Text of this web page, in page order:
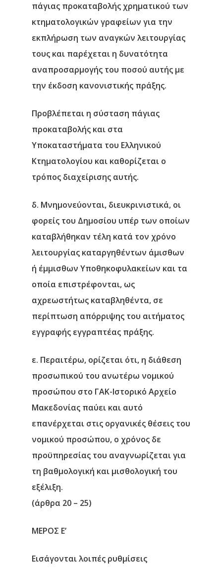
πάγιας προκαταβολής χρηματικού των
κτηματολογικών γραφείων για την
εκπλήρωση των αναγκών λειτουργίας
τους και παρέχεται η δυνατότητα
αναπροσαρμογής του ποσού αυτής με
την έκδοση κανονιστικής πράξης.
Προβλέπεται η σύσταση πάγιας
προκαταβολής και στα
Υποκαταστήματα του Ελληνικού
Κτηματολογίου και καθορίζεται ο
τρόπος διαχείρισης αυτής.
δ. Μνημονεύονται, διευκρινιστικά, οι
φορείς του Δημοσίου υπέρ των οποίων
καταβλήθηκαν τέλη κατά τον χρόνο
λειτουργίας καταργηθέντων άμισθων
ή έμμισθων Υποθηκοφυλακείων και τα
οποία επιστρέφονται, ως
αχρεωστήτως καταβληθέντα, σε
περίπτωση απόρριψης του αιτήματος
εγγραφής εγγραπτέας πράξης.
ε. Περαιτέρω, ορίζεται ότι, η διάθεση
προσωπικού του ανωτέρω νομικού
προσώπου στο ΓΑΚ-Ιστορικό Αρχείο
Μακεδονίας παύει και αυτό
επανέρχεται στις οργανικές θέσεις του
νομικού προσώπου, ο χρόνος δε
προϋπηρεσίας του αναγνωρίζεται για
τη βαθμολογική και μισθολογική του
εξέλιξη.
(άρθρα 20 – 25)
ΜΕΡΟΣ Ε’
Εισάγονται λοιπές ρυθμίσεις